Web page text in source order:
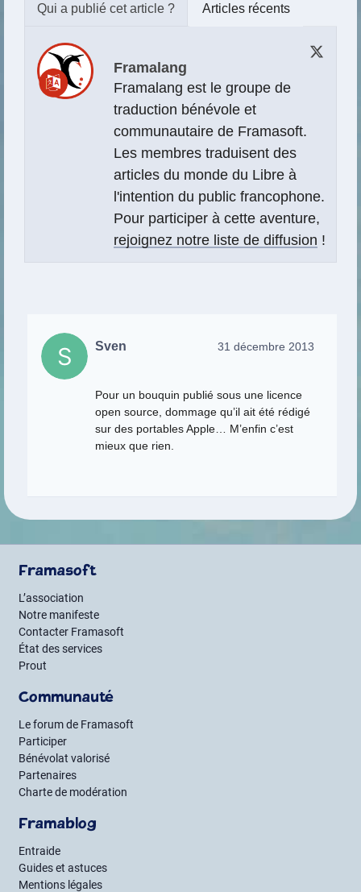
Articles récents
Framalang
Framalang est le groupe de
traduction bénévole et
communautaire de Framasoft.
Les membres traduisent des
articles du monde du Libre à
l'intention du public francophone.
Pour participer à cette aventure,
rejoignez notre liste de diffusion !
Sven 31 décembre 2013
Pour un bouquin publié sous une licence
open source, dommage qu’il ait été rédigé
sur des portables Apple… M’enfin c’est
mieux que rien.
Framasoft
L’association
Notre manifeste
Contacter Framasoft
État des services
Prout
Communauté
Le forum de Framasoft
Participer
Bénévolat valorisé
Partenaires
Charte de modération
Framablog
Entraide
Guides et astuces
Mentions légales